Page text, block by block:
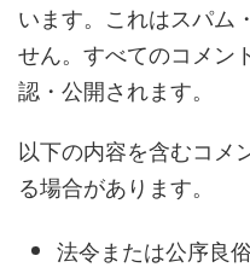
います。これはスパム
せん。すべてのコメン
認・公開されます。
以下の内容を含むコメ
る場合があります。
法令または公序良